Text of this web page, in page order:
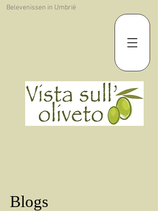
Belevenissen in Umbrië
Blogs